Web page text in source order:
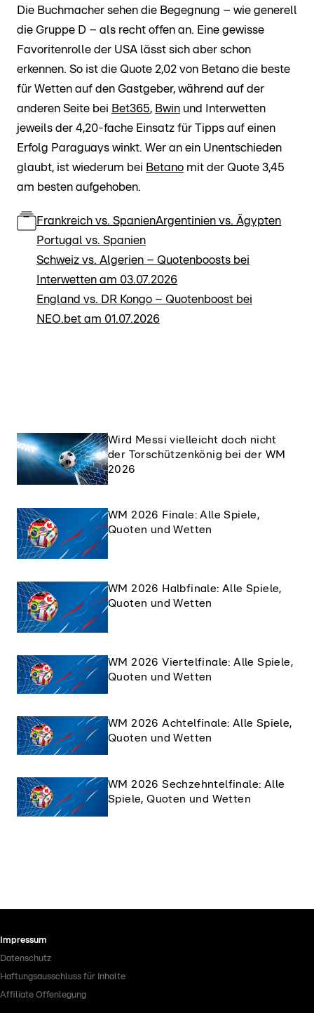
Die Buchmacher sehen die Begegnung – wie generell
die Gruppe D – als recht offen an. Eine gewisse
Favoritenrolle der USA lässt sich aber schon
erkennen. So ist die Quote 2,02 von Betano die beste
für Wetten auf den Gastgeber, während auf der
anderen Seite bei Bet365, Bwin und Interwetten
jeweils der 4,20-fache Einsatz für Tipps auf einen
Erfolg Paraguays winkt. Wer an ein Unentschieden
glaubt, ist wiederum bei Betano mit der Quote 3,45
am besten aufgehoben.
Frankreich vs. SpanienArgentinien vs. Ägypten
Portugal vs. Spanien
Schweiz vs. Algerien – Quotenboosts bei
Interwetten am 03.07.2026
England vs. DR Kongo – Quotenboost bei
NEO.bet am 01.07.2026
Wird Messi vielleicht doch nicht
der Torschützenkönig bei der WM
2026
WM 2026 Finale: Alle Spiele,
Quoten und Wetten
WM 2026 Halbfinale: Alle Spiele,
Quoten und Wetten
WM 2026 Viertelfinale: Alle Spiele,
Quoten und Wetten
WM 2026 Achtelfinale: Alle Spiele,
Quoten und Wetten
WM 2026 Sechzehntelfinale: Alle
Spiele, Quoten und Wetten
Impressum
Datenschutz
Haftungsausschluss für Inhalte
Affiliate Offenlegung